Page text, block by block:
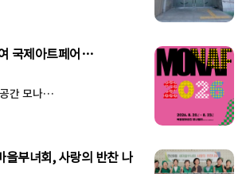
국제아트페어…
간 모나…
을부녀회, 사랑의 반찬 나